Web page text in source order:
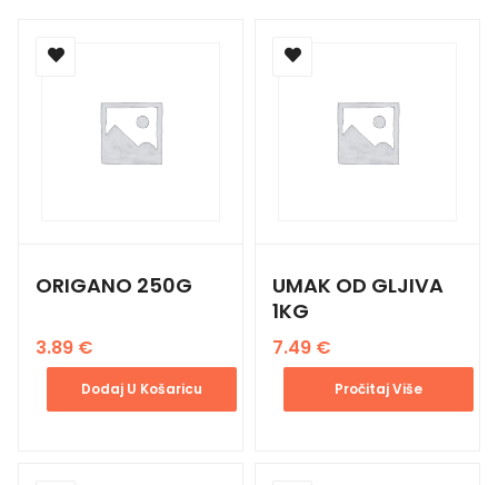
ORIGANO 250G
3.89 €
Dodaj U Košaricu
UMAK OD GLJIVA
1KG
7.49 €
Pročitaj Više